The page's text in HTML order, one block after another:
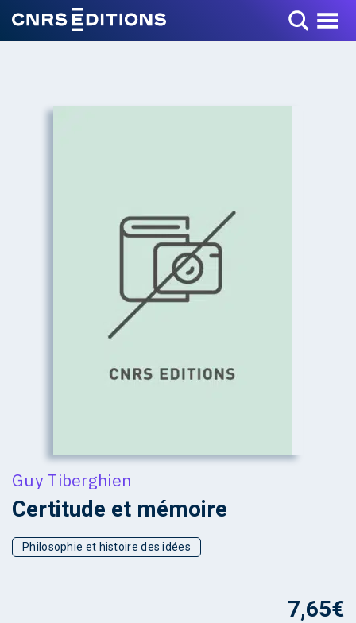
Toggle Menu
Guy Tiberghien
Certitude et mémoire
Philosophie et histoire des idées
7,65€